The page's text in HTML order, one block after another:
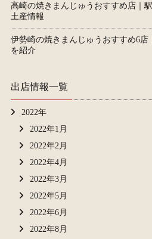
高崎の焼きまんじゅうおすすめ店｜
土産情報
伊勢崎の焼きまんじゅうおすすめ6店
を紹介
出店情報一覧
2022年
2022年1月
2022年2月
2022年4月
2022年3月
2022年5月
2022年6月
2022年8月